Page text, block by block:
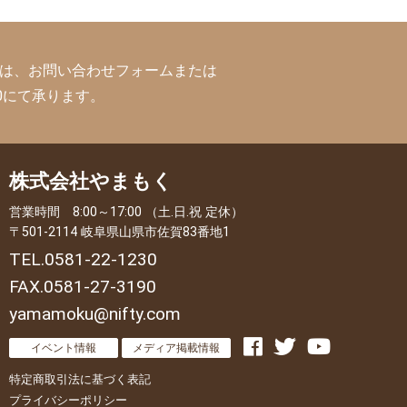
、お問い合わせフォームまたは
て承ります。
株式会社やまもく
営業時間 8:00～17:00 （土.日.祝 定休）
〒501-2114 岐阜県山県市佐賀83番地1
TEL.0581-22-1230
FAX.0581-27-3190
yamamoku@nifty.com
イベント情報 メディア掲載情報
特定商取引法に基づく表記
プライバシーポリシー